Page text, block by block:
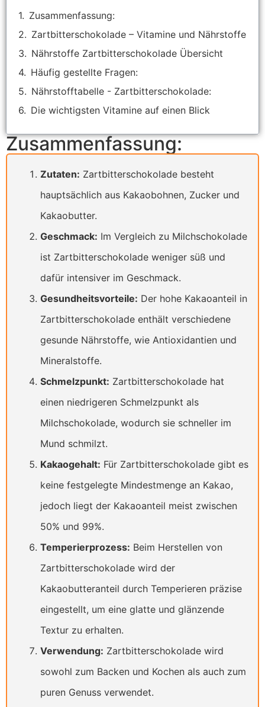
Zusammenfassung:
Zartbitterschokolade – Vitamine und Nährstoffe
Nährstoffe Zartbitterschokolade Übersicht
Häufig gestellte Fragen:
Nährstofftabelle - Zartbitterschokolade:
Die wichtigsten Vitamine auf einen Blick
Zusammenfassung:
Zutaten: Zartbitterschokolade besteht
hauptsächlich aus Kakaobohnen, Zucker und
Kakaobutter.
Geschmack: Im Vergleich zu Milchschokolade
ist Zartbitterschokolade weniger süß und
dafür intensiver im Geschmack.
Gesundheitsvorteile: Der hohe Kakaoanteil in
Zartbitterschokolade enthält verschiedene
gesunde Nährstoffe, wie Antioxidantien und
Mineralstoffe.
Schmelzpunkt: Zartbitterschokolade hat
einen niedrigeren Schmelzpunkt als
Milchschokolade, wodurch sie schneller im
Mund schmilzt.
Kakaogehalt: Für Zartbitterschokolade gibt es
keine festgelegte Mindestmenge an Kakao,
jedoch liegt der Kakaoanteil meist zwischen
50% und 99%.
Temperierprozess: Beim Herstellen von
Zartbitterschokolade wird der
Kakaobutteranteil durch Temperieren präzise
eingestellt, um eine glatte und glänzende
Textur zu erhalten.
Verwendung: Zartbitterschokolade wird
sowohl zum Backen und Kochen als auch zum
puren Genuss verwendet.